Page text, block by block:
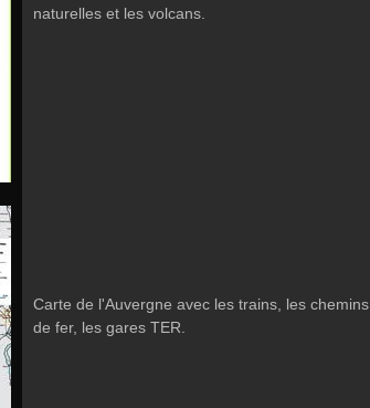
naturelles et les volcans.
Carte de l'Auvergne avec les trains, les chemins
de fer, les gares TER.